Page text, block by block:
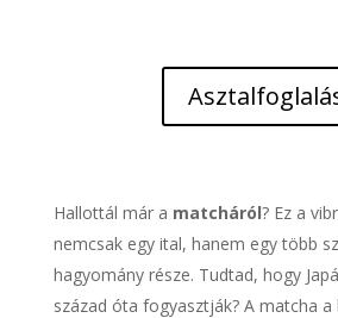
Hallottál már a matcháról? Ez a
nemcsak egy ital, hanem egy több
hagyomány része. Tudtad, hogy
század óta fogyasztják? A matcha a